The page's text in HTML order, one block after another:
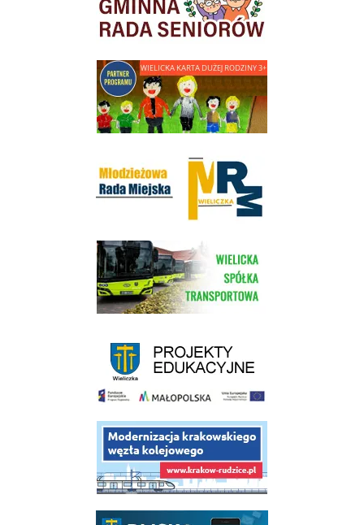
link do strony - Wielicka Karta Dużej Rodziny
link do strony Wielickiej Spółki Transportowej
link do opisu projektu budowy linii kolejowej Krakow Rudzice
link do opisu aplikacji - BLISKO, Gmina Wieliczka w aplikacji Blisko